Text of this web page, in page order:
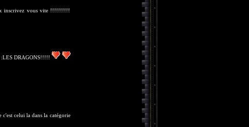
inscrivez vous vite !!!!!!!!!!
:LES DRAGONS!!!!!
celui la dans la catégorie